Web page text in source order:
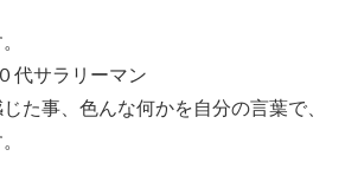
代サラリーマン
た事、色んな何かを自分の言葉で、